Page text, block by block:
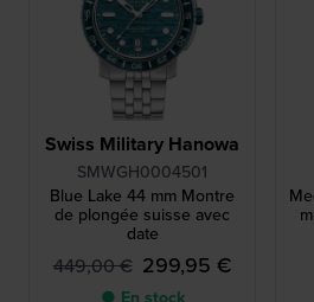
Swiss Military Hanowa
SMWGH0004501
Blue Lake 44 mm Montre
de plongée suisse avec
date
449,00 € 299,95 €